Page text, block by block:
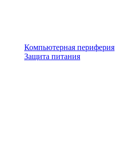
Компьютерная периферия
Защита питания